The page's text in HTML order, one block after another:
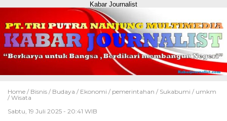
Kabar Journalist
Home / Bisnis / Budaya / Ekonomi / pemerintahan / Sukabumi / umkm
/ Wisata
Sabtu, 19 Juli 2025 - 20:41 WIB